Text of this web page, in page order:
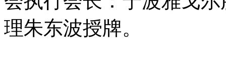
理朱东波授牌。